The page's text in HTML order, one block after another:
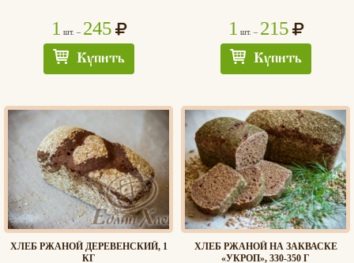
1 шт. – 245
Купить
1 шт. – 215
Купить
ХЛЕБ РЖАНОЙ ДЕРЕВЕНСКИЙ, 1
КГ
ХЛЕБ РЖАНОЙ НА ЗАКВАСКЕ
«УКРОП», 330-350 Г